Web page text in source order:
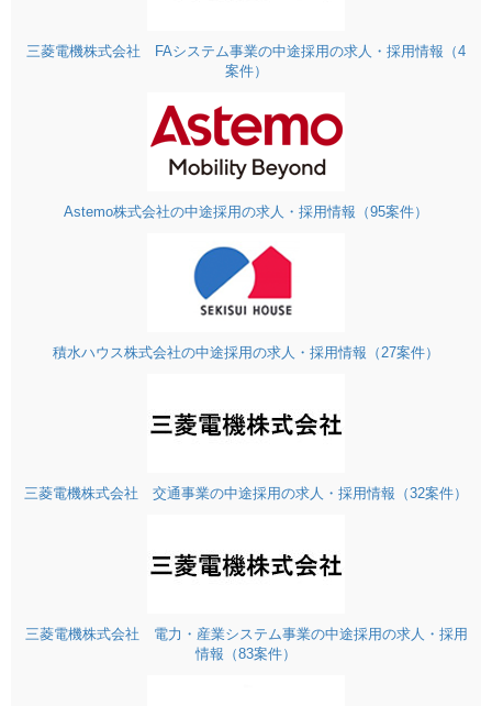
三菱電機株式会社 FAシステム事業の中途採用の求人・採用情報（4
案件）
Astemo株式会社の中途採用の求人・採用情報（95案件）
積水ハウス株式会社の中途採用の求人・採用情報（27案件）
三菱電機株式会社 交通事業の中途採用の求人・採用情報（32案件）
三菱電機株式会社 電力・産業システム事業の中途採用の求人・採用
情報（83案件）